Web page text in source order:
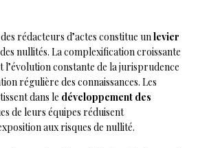
rédacteurs d’actes constitue un levier
nullités. La complexification croissante
constante de la jurisprudence
régulière des connaissances. Les
dans le développement des
de leurs équipes réduisent
aux risques de nullité.